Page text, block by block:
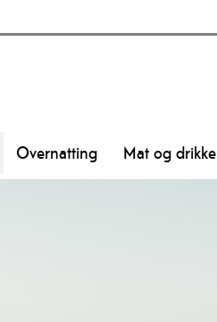
Overnatting Mat og drikke